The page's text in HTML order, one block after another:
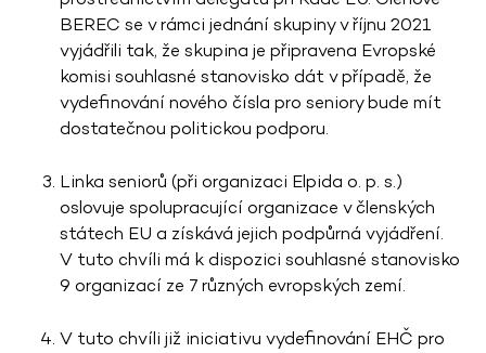
BEREC se v rámci jednání skupiny v říjnu 2021
vyjádřili tak, že skupina je připravena Evropské
komisi souhlasné stanovisko dát v případě, že
vydefinování nového čísla pro seniory bude mít
dostatečnou politickou podporu.
Linka seniorů (při organizaci Elpida o. p. s.)
oslovuje spolupracující organizace v členských
státech EU a získává jejich podpůrná vyjádření.
V tuto chvíli má k dispozici souhlasné stanovisko
9 organizací ze 7 různých evropských zemí.
V tuto chvíli již iniciativu vydefinování EHČ pro